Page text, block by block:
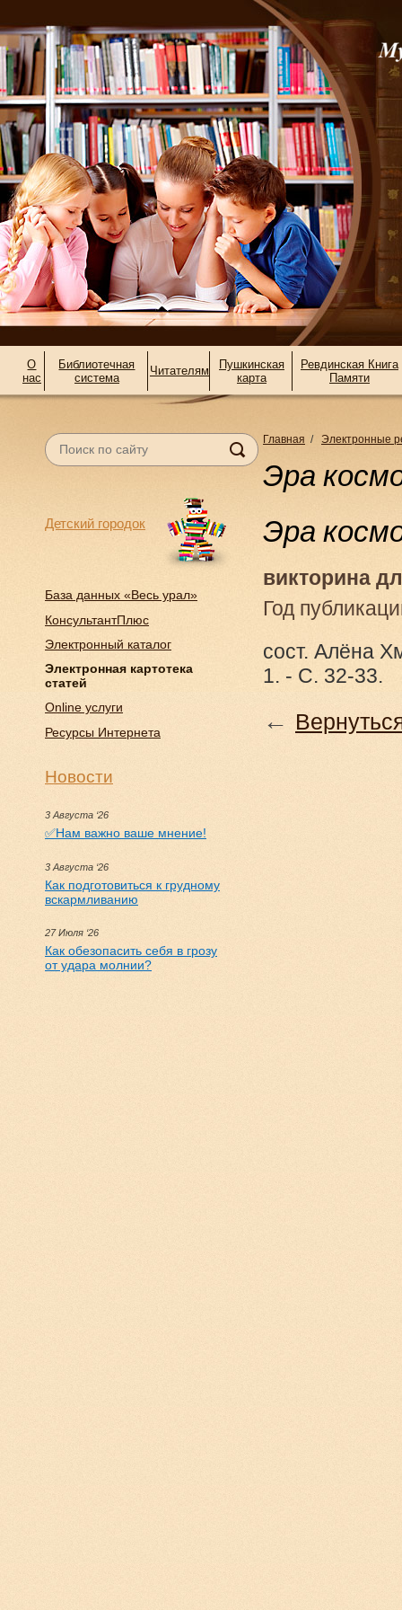
О
нас
Библиотечная
система
Читателям
Пушкинская
карта
Ревдинская Книга
Памяти
Детский городок
База данных «Весь урал»
КонсультантПлюс
Электронный каталог
Электронная картотека
статей
Online услуги
Ресурсы Интернета
Новости
3 Августа ‘26
✅Нам важно ваше мнение!
3 Августа ‘26
Как подготовиться к грудному
вскармливанию
27 Июля ‘26
Как обезопасить себя в грозу
от удара молнии?
Главная / Электронные
Эра
Эра
викторина
Год
сост. Алёна
1. - С. 32-33.
←